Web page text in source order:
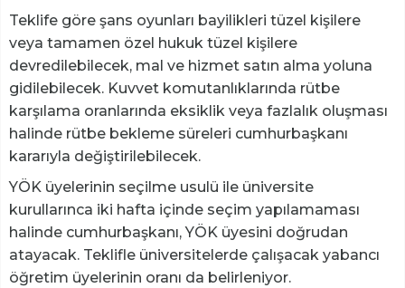
Teklife göre şans oyunları bayilikleri tüzel kişilere
veya tamamen özel hukuk tüzel kişilere
devredilebilecek, mal ve hizmet satın alma yoluna
gidilebilecek. Kuvvet komutanlıklarında rütbe
karşılama oranlarında eksiklik veya fazlalık oluşması
halinde rütbe bekleme süreleri cumhurbaşkanı
kararıyla değiştirilebilecek.
YÖK üyelerinin seçilme usulü ile üniversite
kurullarınca iki hafta içinde seçim yapılamaması
halinde cumhurbaşkanı, YÖK üyesini doğrudan
atayacak. Teklifle üniversitelerde çalışacak yabancı
öğretim üyelerinin oranı da belirleniyor.